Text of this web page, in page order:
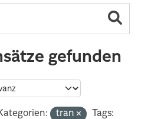
gefunden
tran
Tags: